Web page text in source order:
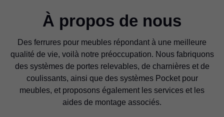
À propos de nous
Des ferrures pour meubles répondant à une meilleure
qualité de vie, voilà notre préoccupation. Nous fabriquons
des systèmes de portes relevables, de charnières et de
coulissants, ainsi que des systèmes Pocket pour
meubles, et proposons également les services et les
aides de montage associés.